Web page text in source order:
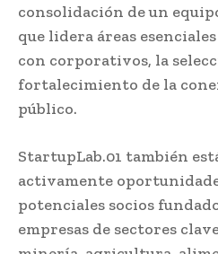
consolidación de un
que lidera áreas
con corporativos, la
fortalecimiento de la
público.
StartupLab.01 también
activamente
potenciales socios
empresas de sectores